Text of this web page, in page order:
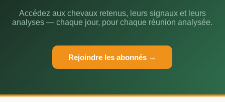
Accédez aux chevaux retenus, leurs signaux et leurs
analyses — chaque jour, pour chaque réunion analysée.
Rejoindre les abonnés →